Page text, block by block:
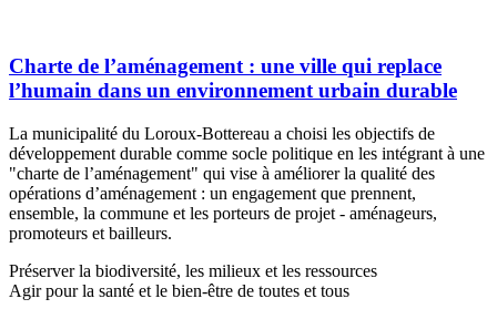
Charte de l’aménagement : une ville qui replace
l’humain dans un environnement urbain durable
La municipalité du Loroux-Bottereau a choisi les objectifs de
développement durable comme socle politique en les intégrant à une
"charte de l’aménagement" qui vise à améliorer la qualité des
opérations d’aménagement : un engagement que prennent,
ensemble, la commune et les porteurs de projet - aménageurs,
promoteurs et bailleurs.
Préserver la biodiversité, les milieux et les ressources
Agir pour la santé et le bien-être de toutes et tous